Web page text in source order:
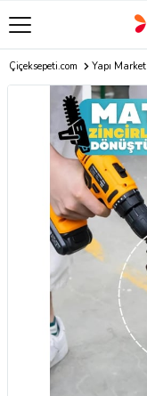
Çiçeksepeti.com Yapı Market